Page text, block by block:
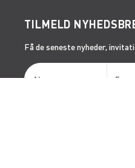
TILMELD
Få de seneste nyheder,